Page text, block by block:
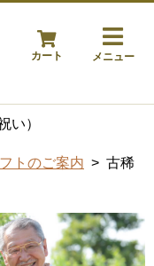
カート メニュー
い）
トのご案内 > 古稀